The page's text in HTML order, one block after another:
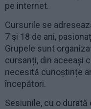
pe internet.
Cursurile se
7 și 18 de ani,
Grupele sunt
cursanți, din aceeași
necesită cunoștințe
începători.
Sesiunile, cu o durată